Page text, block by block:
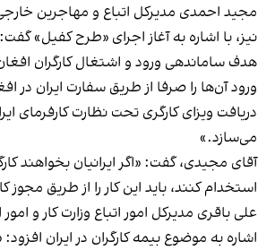
مجید احمدی مدیرکل اتباع و مهاجرین
نیز، با اشاره به آغاز اجرای «طرح کفیل»
هدف ساماندهی ورود و اشتغال کارگران
ورود آن‌ها را صرفا از طریق سفارت ایران در
دریافت ویزای کارگری تحت نظارت کارفرمای
می‌سازد.»
آقای مجیدی، گفت: «اگر ایرانیان بخواهند
استخدام کنند، باید این کار را از طریق مجوز
علی باقری مدیرکل امور اتباع وزارت کار و
اشاره به موضوع بیمه کارگران در ایران